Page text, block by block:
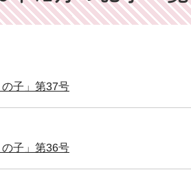
子」第37号
子」第36号